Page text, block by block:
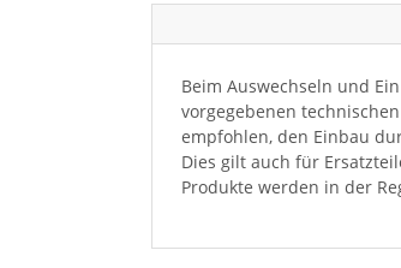
Beim Auswechseln und
vorgegebenen
empfohlen, den Einbau
Dies gilt auch für
Produkte werden in der